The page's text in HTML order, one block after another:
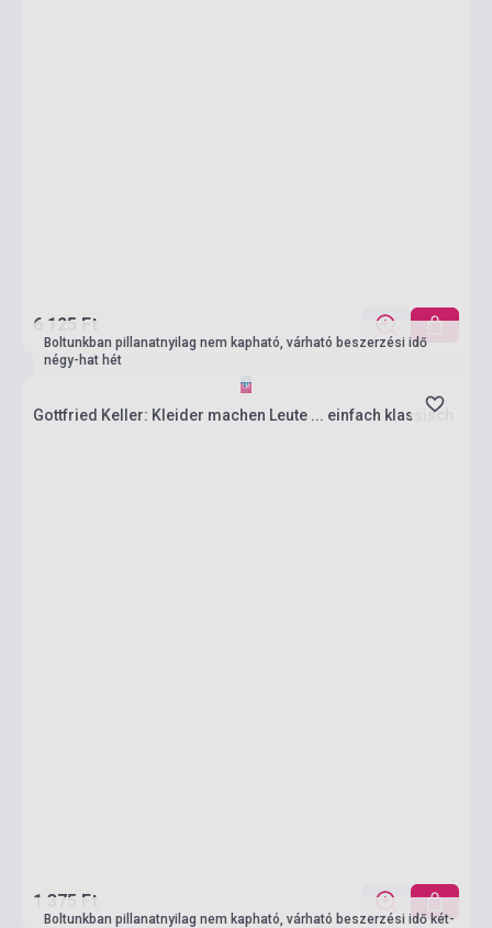
6 125 Ft
Boltunkban pillanatnyilag nem kapható, várható beszerzési idő
négy-hat hét
Gottfried Keller: Kleider machen Leute ... einfach klassisch
1 375 Ft
Boltunkban pillanatnyilag nem kapható, várható beszerzési idő két-